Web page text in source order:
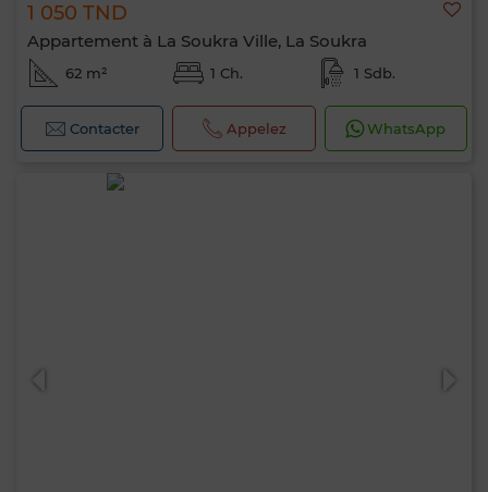
1 050 TND
Appartement à La Soukra Ville, La Soukra
62 m² 1 Ch. 1 Sdb.
Contacter Appelez WhatsApp